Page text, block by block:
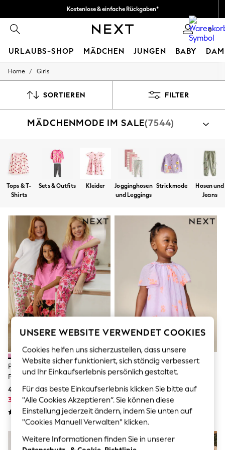
Kostenlose & einfache Rückgaben*
0
URLAUBS-SHOP MÄDCHEN JUNGEN BABY
HOLIDAY SHOP
All Swimwear
Beach Dresses & Kaftans
Sliders
Jumpsuits & Playsuits
Linen Collection
Sandals
Shorts
T-Shirts & Vests
Men's Holiday Shop
All Swimwear
Accessories
Bags & Luggage
Footwear
Hats
Linen Collection
Loafers
Polo Shirts
Sandals & Flipflops
Shorts
Vests
Boys Holiday Shop
All Swimwear
Sun Hats & Caps
Polo Shirts
Rash Vests
Sandals & Sliders
Shirts
Shorts
Sunsafe Swimwear
Home / Girls
SORTIEREN FILTER
MÄDCHENMODE IM SALE(7544)
Tops & T-
Shirts
Sets & Outfits Kleider
Jogginghosen
und Leggings
Strickmode
Hosen und
Jeans
Pink Und Schwarz - Floral
Pyjamas Im 3 Er-Pack (3–
16Jahre)
45 € - 56 €
31 € - 39 €
Lila Neon - Kleid Mit
Engelsärmeln Aus Netzstoff
(3Monate–7Jahre)
37 € - 43 €
25 € - 30 €
UNSERE WEBSITE VERWENDET COOKIES
Cookies helfen uns sicherzustellen, dass unsere
Website sicher funktioniert, sich ständig verbessert
und Ihr Einkaufserlebnis persönlich gestaltet.
Für das beste Einkaufserlebnis klicken Sie bitte auf
"Alle Cookies Akzeptieren“. Sie können diese
Einstellung jederzeit ändern, indem Sie unten auf
"Cookies Manuell Verwalten" klicken.
Weitere Informationen finden Sie in unserer